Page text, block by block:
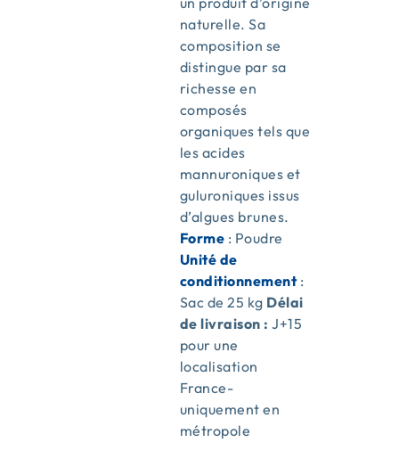
naturelle. Sa
composition se
distingue par sa
richesse en
composés
organiques tels que
les acides
mannuroniques et
guluroniques issus
d’algues brunes.
Forme : Poudre
Unité de
conditionnement:
Sac de 25 kg Délai
de livraison : J+15
pour une
localisation
France-
uniquement en
métropole